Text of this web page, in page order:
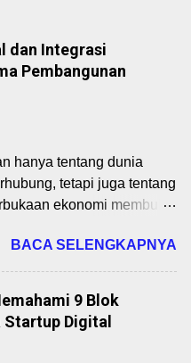
dan Integrasi
Pembangunan
hanya tentang dunia
tetapi juga tentang
ekonomi membuka
perdagangan
integrasi ekonomi global
strategis dalam
ekonomi,
dan penciptaan lapangan
Internasional:
BACA SELENGKAPNYA
9 Blok
Startup Digital